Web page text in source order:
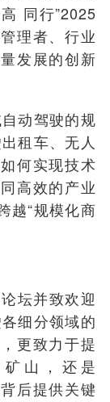
同行”2025
理者、行业
发展的创新
动驾驶的规
租车、无人
何实现技术
高效的产业
越“规模化商
坛并致欢迎
细分领域的
更致力于提
山，还是
后提供关键